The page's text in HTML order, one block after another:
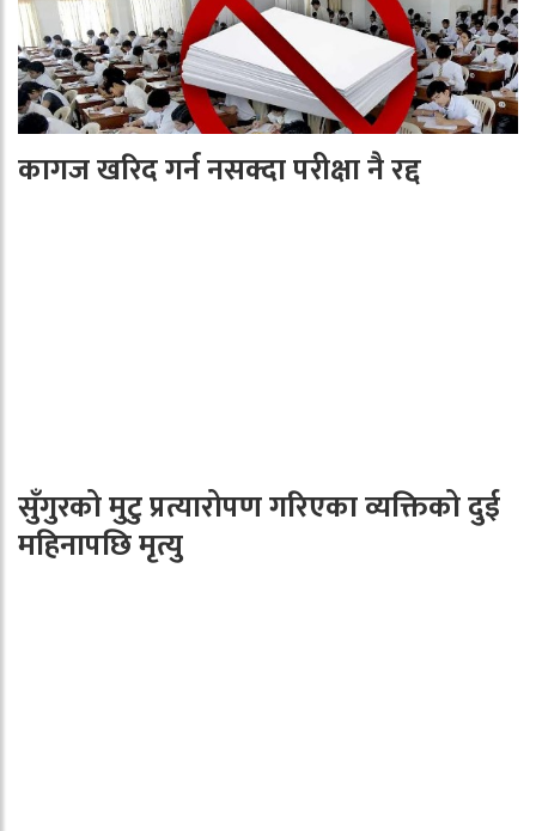
कागज खरिद गर्न नसक्दा परीक्षा नै रद्द
सुँगुरको मुटु प्रत्यारोपण गरिएका व्यक्तिको दुई
महिनापछि मृत्यु